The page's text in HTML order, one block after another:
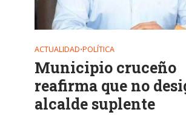
ACTUALIDAD•POLÍTICA
Municipio cruceño
reafirma que no
alcalde suplente